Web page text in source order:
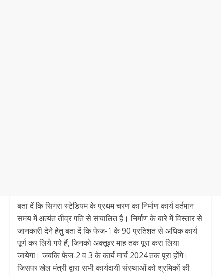
बता दें कि सिगरा स्टेडियम के प्रथम चरण का निर्माण कार्य वर्तमान
समय में अत्यंत तीव्र गति से संचालित है। निर्माण के बारे में विस्तार से
जानकारी देने हेतु बता दें कि फेज-1 के 90 प्रतिशत से अधिक कार्य
पूर्ण कर लिये गये हैं, जिनको अक्तूबर माह तक पूरा करा लिया
जायेगा। जबकि फेज-2 व 3 के कार्य मार्च 2024 तक पूरा होंगे।
जिसपर खेल मंत्री द्वारा सभी कार्यदायी संस्थाओं को श्रमिकों की